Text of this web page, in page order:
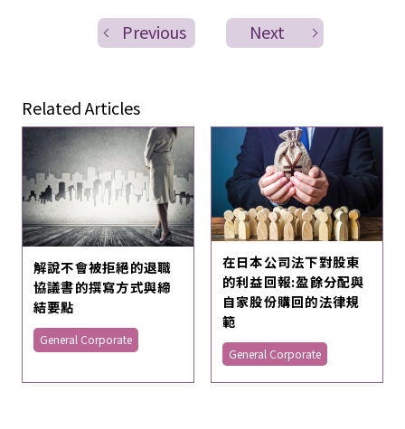
Previous Next
Related Articles
解說不會被拒絕的退職
協議書的撰寫方式與締
結要點
General Corporate
在日本公司法下對股東
的利益回報:盈餘分配與
自家股份購回的法律規
範
General Corporate